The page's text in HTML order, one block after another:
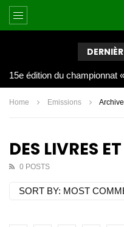
Home Emissions
DES LIVRES
0 POSTS
SORT BY: MOST